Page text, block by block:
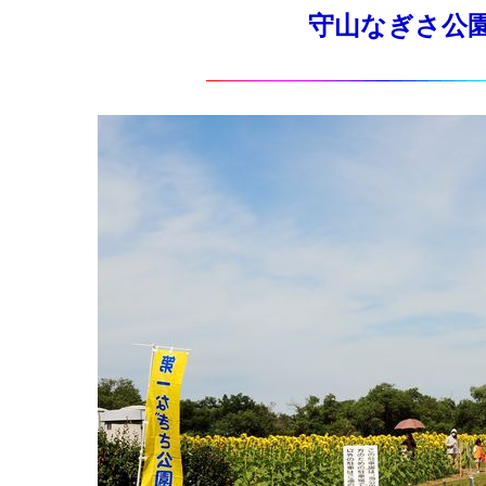
守山なぎさ公